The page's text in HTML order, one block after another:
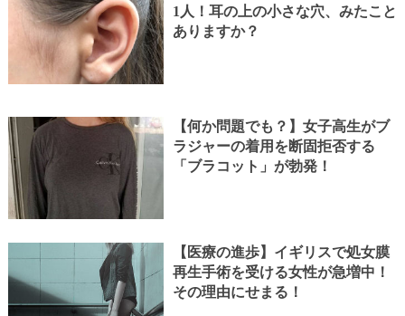
1人！耳の上の小さな穴、みたこと
ありますか？
【何か問題でも？】女子高生がブ
ラジャーの着用を断固拒否する
「ブラコット」が勃発！
【医療の進歩】イギリスで処女膜
再生手術を受ける女性が急増中！
その理由にせまる！